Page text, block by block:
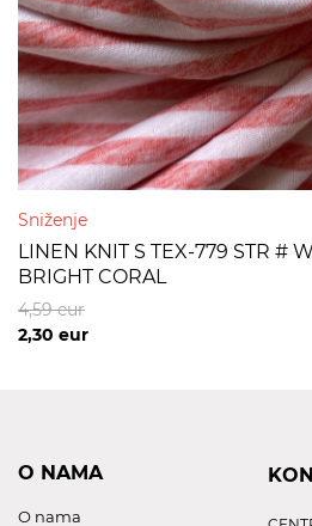
Sniženje
LINEN KNIT S TEX-779 STR #
BRIGHT CORAL
2,30 eur
4,59eur
O NAMA
O nama